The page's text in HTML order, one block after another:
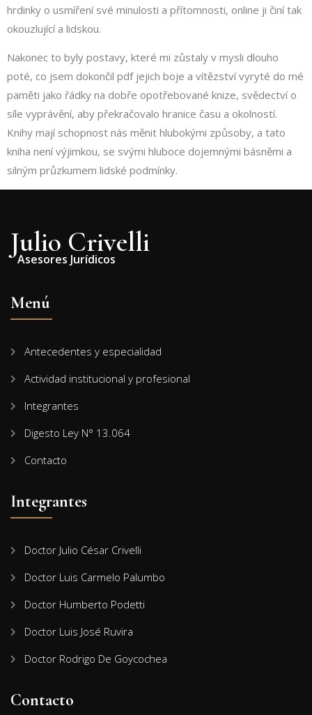
hrdinky o usmíření své minulosti a přítomnosti, online ji činí tak
okouzlující a lidskou.
Nakonec to byly postavy, které mi zůstaly v mysli dlouho
poté, co jsem dokončil pdf jejich boje a vítězství vyryté do mé
paměti jako řádky na dobře opotřebované knize, svědectví o
síle vyprávění, aby překračovalo hranice času a okolností.
Knihy mají schopnost nás měnit hlubokými způsoby, a tato
kniha není výjimkou, se svými hluboce dojemnými básněmi a
silným průzkumem lidské podmínky.
Julio Crivelli
Asesores Jurídicos
Menú
Antecedentes y especialidad
Actividad institucional y profesional
Integrantes
Digesto Ley N° 13.064
Contacto
Integrantes
Doctor Julio César Crivelli
Doctor Luis Carmelo Palumbo
Doctor Humberto Podetti
Doctor Luis José Ruvira
Doctor Rodrigo De Goycochea
Contacto